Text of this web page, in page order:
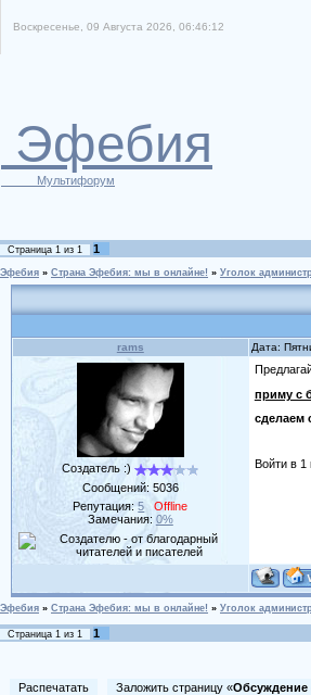
Воскресенье, 09 Августа 2026, 06:46:12
Эфебия
Мультифорум
Страница 1 из 1 1
Эфебия » Страна Эфебия: мы в онлайне! » Уголок
rams Дата:
Создатель :)
Сообщений: 5036
Репутация:5
Offline
Замечания: 0%
приму с
сделаем
Войти в 1
Эфебия » Страна Эфебия: мы в онлайне! » Уголок
Страница 1 из 1 1
Распечатать Заложить страницу «Обсуждение